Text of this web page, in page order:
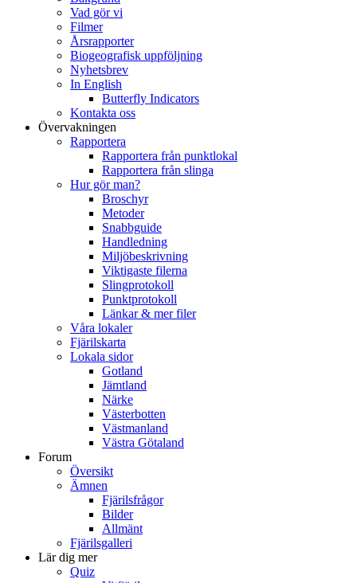
Vad gör vi
Filmer
Årsrapporter
Biogeografisk uppföljning
Nyhetsbrev
In English
Butterfly Indicators
Kontakta oss
Övervakningen
Rapportera
Rapportera från punktlokal
Rapportera från slinga
Hur gör man?
Broschyr
Metoder
Snabbguide
Handledning
Miljöbeskrivning
Viktigaste filerna
Slingprotokoll
Punktprotokoll
Länkar & mer filer
Våra lokaler
Fjärilskarta
Lokala sidor
Gotland
Jämtland
Närke
Västerbotten
Västmanland
Västra Götaland
Forum
Översikt
Ämnen
Fjärilsfrågor
Bilder
Allmänt
Fjärilsgalleri
Lär dig mer
Quiz